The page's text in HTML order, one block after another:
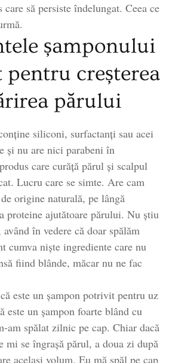
să persiste îndelungat. Ceea ce
șamponului
creșterea
părului
siliconi, surfactanți sau acei
și nu are nici parabeni în
care curăță părul și scalpul
Lucru care se simte. Are cam
origine naturală, pe lângă
proteine ajutătoare părului. Nu știu
în vedere că doar spălăm
cumva niște ingrediente care nu
fiind blânde, măcar nu ne fac
este un șampon potrivit pentru uz
este un șampon foarte blând cu
am spălat zilnic pe cap. Chiar dacă
mi se îngrașă părul, a doua zi după
același volum. Eu mă spăl pe cap